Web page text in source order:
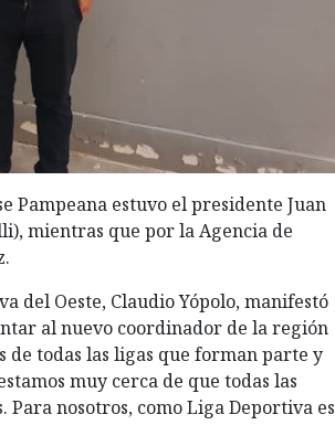
Pampeana estuvo el presidente Juan
mientras que por la Agencia de
del Oeste, Claudio Yópolo, manifestó
al nuevo coordinador de la región
de todas las ligas que forman parte y
muy cerca de que todas las
Para nosotros, como Liga Deportiva es